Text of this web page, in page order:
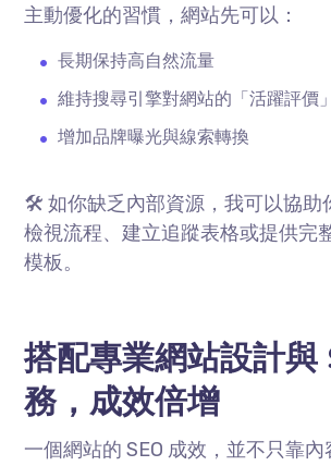
主動優化的習慣，網站先可以：
長期保持高自然流量
維持搜尋引擎對網站的「活躍評價」
增加品牌曝光與線索轉換
🛠 如你缺乏內部資源，我可以協助
檢視流程、建立追蹤表格或提供完
模板。
搭配專業網站設計與
務，成效倍增
一個網站的 SEO 成效，並不只靠